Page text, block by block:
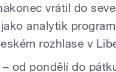
vrátil do
analytik
rozhlase v
od pondělí do